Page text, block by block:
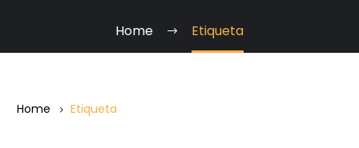
Home Etiqueta
Home Etiqueta